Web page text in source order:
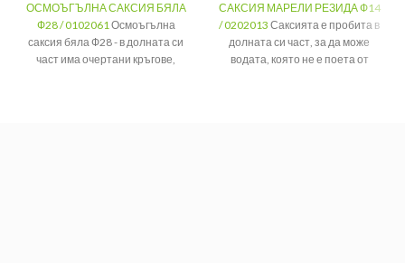
ОСМОЪГЪЛНА САКСИЯ БЯЛА
Ф28 / 0102061Осмоъгълна
саксия бяла Ф28 - в долната си
част има очертани кръгове,
САКСИЯ МАРЕЛИ РЕЗИДА Ф14
/ 0202013 Саксията е пробита в
долната си част, за да може
водата, която не е поета от